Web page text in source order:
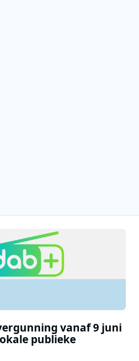
vanaf 9 juni
publieke